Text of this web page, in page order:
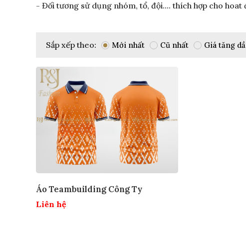
- Đối tương sử dụng nhóm, tổ, đội.... thích hợp cho
Sắp xếp theo: Mới nhất Cũ nhất Giá tăng
Áo Teambuilding Công Ty
Liên hệ